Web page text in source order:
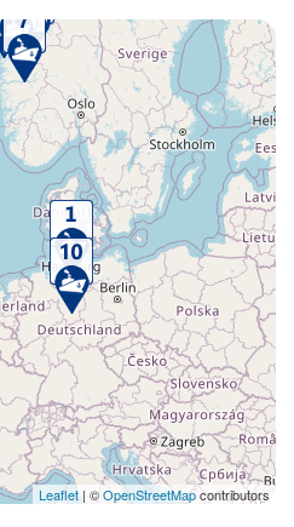
Leaflet | ©OpenStreetMapcontributors